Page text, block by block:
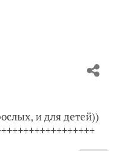
и для детей))